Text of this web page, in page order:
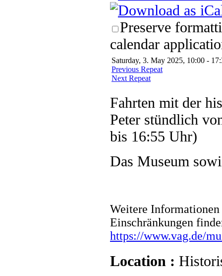
Preserve
calendar
Saturday, 3. May 2025, 10:00 -
Previous Repeat
Next Repeat
Fahrten mit der
Peter stündlich
bis 16:55 Uhr)
Das Museum
Weitere
Einschränkungen
https://www.vag.de/
Location :